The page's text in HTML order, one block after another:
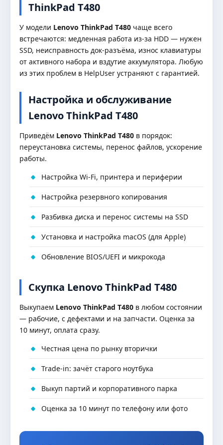
ThinkPad T480
У модели Lenovo ThinkPad T480 чаще всего
встречаются: медленная работа из-за HDD — нужен
SSD, неисправность док-разъёма, износ клавиатуры
от активного набора и вздутие аккумулятора. Любую
из этих проблем в HelpUser устраняют с гарантией.
Настройка и обслуживание
Lenovo ThinkPad T480
Приведём Lenovo ThinkPad T480 в порядок:
переустановка системы, перенос файлов, ускорение
работы.
Настройка Wi-Fi, принтера и периферии
Настройка резервного копирования
Разбивка диска и перенос системы на SSD
Установка и настройка macOS (для Apple)
Обновление BIOS/UEFI и микрокода
Скупка Lenovo ThinkPad T480
Выкупаем Lenovo ThinkPad T480 в любом состоянии
— рабочие, с дефектами и на запчасти. Оценка за
10 минут, оплата сразу.
Честная цена по рынку вторички
Trade-in: зачёт старого ноутбука
Выкуп партий и корпоративного парка
Оценка за 10 минут по телефону или фото